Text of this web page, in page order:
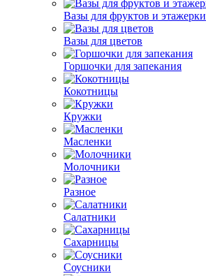
Вазы для фруктов и этажерки
Вазы для цветов
Горшочки для запекания
Кокотницы
Кружки
Масленки
Молочники
Разное
Салатники
Сахарницы
Соусники